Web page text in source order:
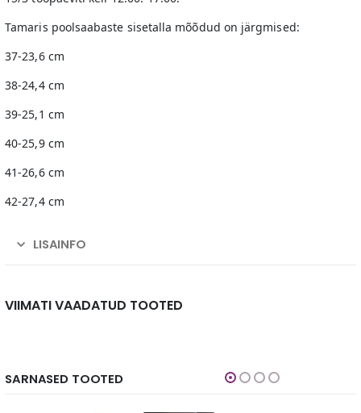
Tamaris poolsaabaste sisetalla mõõdud on järgmised:
37-23,6 cm
38-24,4 cm
39-25,1 cm
40-25,9 cm
41-26,6 cm
42-27,4 cm
LISAINFO
VIIMATI VAADATUD TOOTED
SARNASED TOOTED